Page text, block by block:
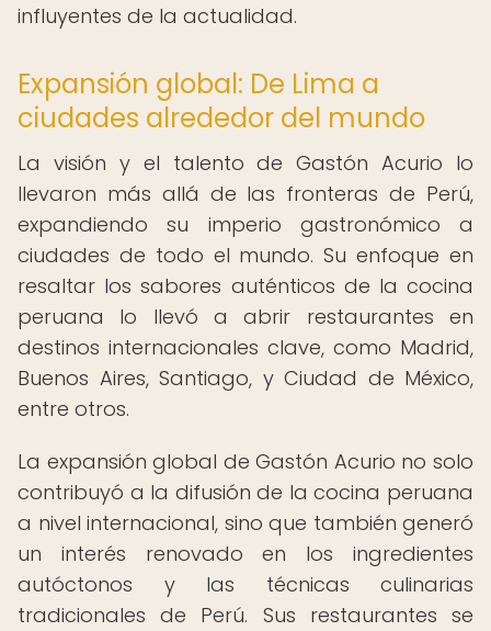
influyentes de la actualidad.
Expansión global: De Lima a
ciudades alrededor del mundo
La visión y el talento de Gastón Acurio lo
llevaron más allá de las fronteras de Perú,
expandiendo su imperio gastronómico a
ciudades de todo el mundo. Su enfoque en
resaltar los sabores auténticos de la cocina
peruana lo llevó a abrir restaurantes en
destinos internacionales clave, como Madrid,
Buenos Aires, Santiago, y Ciudad de México,
entre otros.
La expansión global de Gastón Acurio no solo
contribuyó a la difusión de la cocina peruana
a nivel internacional, sino que también generó
un interés renovado en los ingredientes
autóctonos y las técnicas culinarias
tradicionales de Perú. Sus restaurantes se